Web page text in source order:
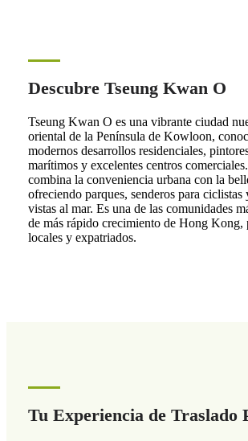
Descubre Tseung Kwan O
Tseung Kwan O es una vibrante ciudad
oriental de la Península de Kowloon,
modernos desarrollos residenciales,
marítimos y excelentes centros
combina la conveniencia urbana con la
ofreciendo parques, senderos para ciclistas
vistas al mar. Es una de las comunidades
de más rápido crecimiento de Hong Kong,
locales y expatriados.
Tu Experiencia de Traslado